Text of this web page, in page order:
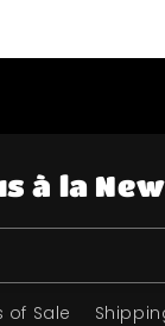
à la
of Sale